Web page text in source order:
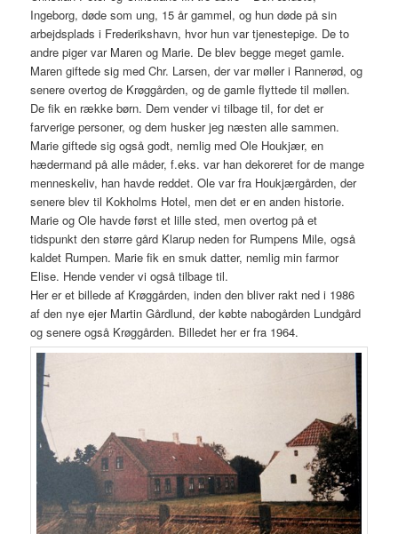
Ingeborg, døde som ung, 15 år gammel, og hun døde på sin
arbejdsplads i Frederikshavn, hvor hun var tjenestepige. De to
andre piger var Maren og Marie. De blev begge meget gamle.
Maren giftede sig med Chr. Larsen, der var møller i Rannerød, og
senere overtog de Krøggården, og de gamle flyttede til møllen.
De fik en række børn. Dem vender vi tilbage til, for det er
farverige personer, og dem husker jeg næsten alle sammen.
Marie giftede sig også godt, nemlig med Ole Houkjær, en
hædermand på alle måder, f.eks. var han dekoreret for de mange
menneskeliv, han havde reddet. Ole var fra Houkjærgården, der
senere blev til Kokholms Hotel, men det er en anden historie.
Marie og Ole havde først et lille sted, men overtog på et
tidspunkt den større gård Klarup neden for Rumpens Mile, også
kaldet Rumpen. Marie fik en smuk datter, nemlig min farmor
Elise. Hende vender vi også tilbage til.
Her er et billede af Krøggården, inden den bliver rakt ned i 1986
af den nye ejer Martin Gårdlund, der købte nabogården Lundgård
og senere også Krøggården. Billedet her er fra 1964.